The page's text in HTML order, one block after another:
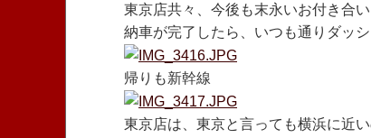
東京店共々、今後も末永いお付き合
納車が完了したら、いつも通りダッ
帰りも新幹線
東京店は、東京と言っても横浜に近